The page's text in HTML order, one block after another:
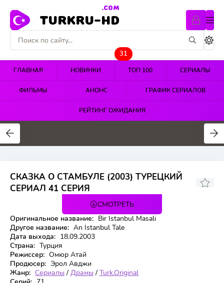
TURKRU-HD
.COM
ГЛАВНАЯ НОВИНКИ
31
ТОП 100 СЕРИАЛЫ
ФИЛЬМЫ АНОНС ГРАФИК СЕРИАЛОВ
РЕЙТИНГ ОЖИДАНИЯ
4.4
СКАЗКА О СТАМБУЛЕ (2003) ТУРЕЦКИЙ
СЕРИАЛ 41 СЕРИЯ
6.5
СМОТРЕТЬ
Оригинальное название: Bir Istanbul Masali
Другое название: An Istanbul Tale
Дата выхода: 18.09.2003
Страна: Турция
Режиссер: Омюр Атай
Продюсер: Эрол Авджи
Жанр: Сериалы / Драмы / Turk.Original